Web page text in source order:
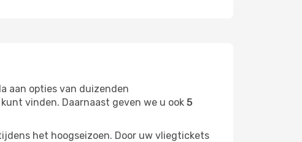
aan opties van duizenden
vinden. Daarnaast geven we u ook 5
het hoogseizoen. Door uw vliegtickets